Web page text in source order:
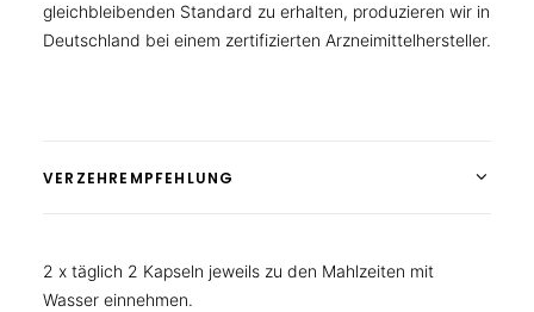
gleichbleibenden Standard zu erhalten, produzieren wir in
Deutschland bei einem zertifizierten Arzneimittelhersteller.
VERZEHREMPFEHLUNG
2 x täglich 2 Kapseln jeweils zu den Mahlzeiten mit
Wasser einnehmen.